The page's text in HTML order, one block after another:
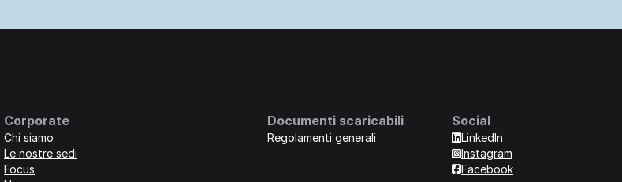
Corporate
Chi siamo
Le nostre sedi
Focus
Documenti scaricabili
Regolamenti generali
Social
LinkedIn
Instagram
Facebook